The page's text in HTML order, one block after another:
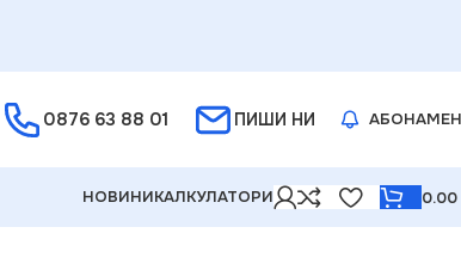
0876 63 88 01 ПИШИ НИ
НОВИНИКАЛКУЛАТОРИ 0.00